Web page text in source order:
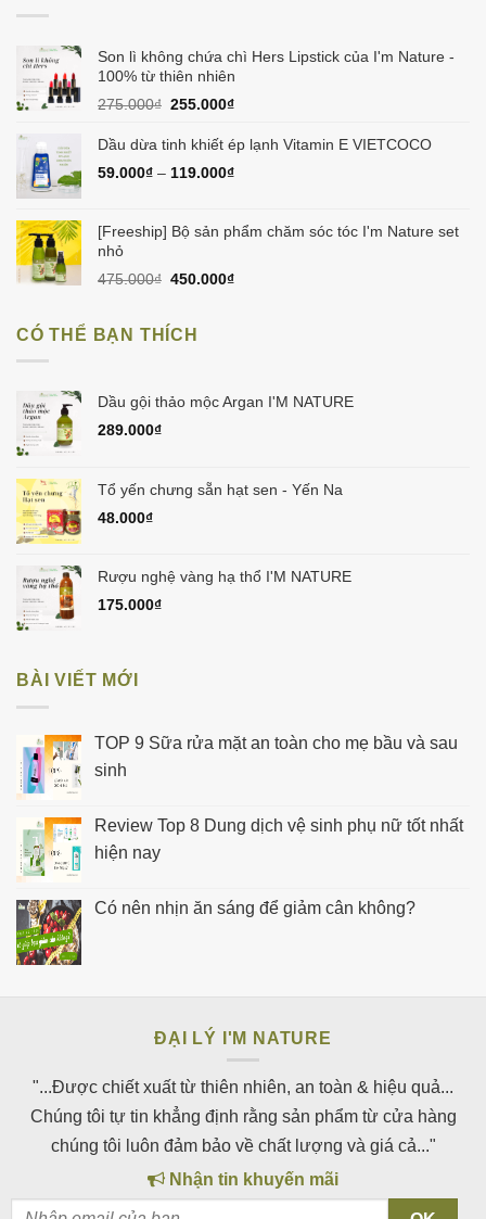
Son lì không chứa chì Hers Lipstick của I'm Nature -
100% từ thiên nhiên
275.000₫ Giá
là:
255.000₫Giá
tại
255.000₫.
Dầu dừa tinh khiết ép lạnh Vitamin E VIETCOCO
59.000₫ – 119.000₫
[Freeship] Bộ sản phẩm chăm sóc tóc I'm Nature set
nhỏ
475.000₫ Giá
475.000₫.
450.000₫Giá
CÓ THỂ BẠN THÍCH
Dầu gội thảo mộc Argan I'M NATURE
289.000₫
Tổ yến chưng sẵn hạt sen - Yến Na
48.000₫
Rượu nghệ vàng hạ thổ I'M NATURE
175.000₫
BÀI VIẾT MỚI
TOP 9 Sữa rửa mặt an toàn cho mẹ bầu và sau
sinh
Review Top 8 Dung dịch vệ sinh phụ nữ tốt nhất
hiện nay
Có nên nhịn ăn sáng để giảm cân không?
ĐẠI LÝ I'M NATURE
"...Được chiết xuất từ thiên nhiên, an toàn & hiệu quả...
Chúng tôi tự tin khẳng định rằng sản phẩm từ cửa hàng
chúng tôi luôn đảm bảo về chất lượng và giá cả..."
Nhận tin khuyến mãi